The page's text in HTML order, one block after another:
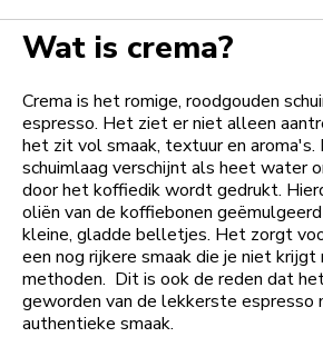
Wat is crema?
Crema is het romige, roodgouden
espresso. Het ziet er niet alleen
het zit vol smaak, textuur en aroma's.
schuimlaag verschijnt als heet water
door het koffiedik wordt gedrukt.
oliën van de koffiebonen
kleine, gladde belletjes. Het zorgt
een nog rijkere smaak die je niet krijgt
methoden. Dit is ook de reden dat
geworden van de lekkerste
authentieke smaak.